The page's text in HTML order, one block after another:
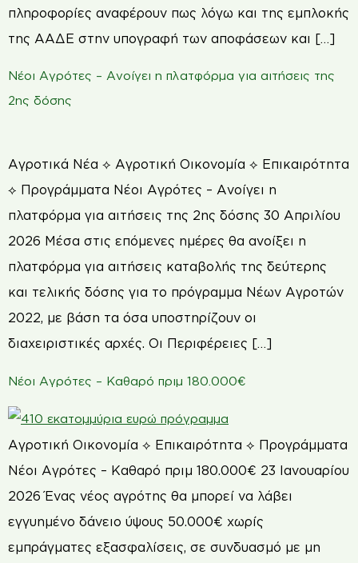
πληροφορίες αναφέρουν πως λόγω και της εμπλοκής
της ΑΑΔΕ στην υπογραφή των αποφάσεων και […]
Νέοι Αγρότες – Ανοίγει η πλατφόρμα για αιτήσεις της
2ης δόσης
Αγροτικά Νέα ⟡ Αγροτική Οικονομία ⟡ Επικαιρότητα
⟡ Προγράμματα Νέοι Αγρότες – Ανοίγει η
πλατφόρμα για αιτήσεις της 2ης δόσης 30 Απριλίου
2026 Μέσα στις επόμενες ημέρες θα ανοίξει η
πλατφόρμα για αιτήσεις καταβολής της δεύτερης
και τελικής δόσης για το πρόγραμμα Νέων Αγροτών
2022, µε βάση τα όσα υποστηρίζουν οι
διαχειριστικές αρχές. Οι Περιφέρειες […]
Νέοι Αγρότες – Καθαρό πριμ 180.000€
Αγροτική Οικονομία ⟡ Επικαιρότητα ⟡ Προγράμματα
Νέοι Αγρότες – Καθαρό πριμ 180.000€ 23 Ιανουαρίου
2026 Ένας νέος αγρότης θα μπορεί να λάβει
εγγυημένο δάνειο ύψους 50.000€ χωρίς
εμπράγματες εξασφαλίσεις, σε συνδυασμό με μη